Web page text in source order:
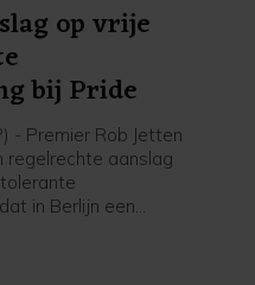
op vrije
bij Pride
- Premier Rob Jetten
regelrechte aanslag
in Berlijn een